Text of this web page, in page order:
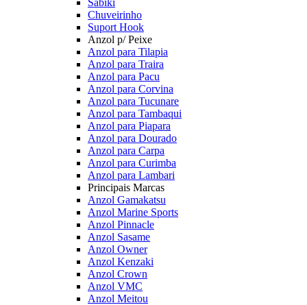
Sabiki
Chuveirinho
Suport Hook
Anzol p/ Peixe
Anzol para Tilapia
Anzol para Traira
Anzol para Pacu
Anzol para Corvina
Anzol para Tucunare
Anzol para Tambaqui
Anzol para Piapara
Anzol para Dourado
Anzol para Carpa
Anzol para Curimba
Anzol para Lambari
Principais Marcas
Anzol Gamakatsu
Anzol Marine Sports
Anzol Pinnacle
Anzol Sasame
Anzol Owner
Anzol Kenzaki
Anzol Crown
Anzol VMC
Anzol Meitou